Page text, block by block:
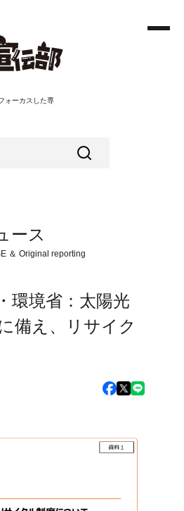
ォーカスした専
ース
＆ Original reporting
環境省：太陽光
備え、リサイク